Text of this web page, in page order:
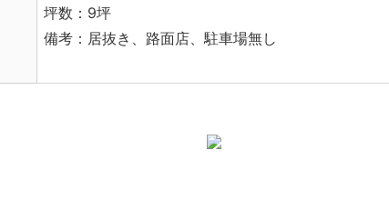
坪数：9坪
備考：居抜き、路面店、駐車場無し